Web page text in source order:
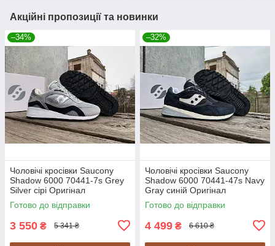
Акційні пропозиції та новинки
–34%
Чоловічі кросівки Saucony
Shadow 6000 70441-7s Grey
Silver сірі Оригінал
Готово до відправки
3 550 ₴ 5 341 ₴
–32%
Чоловічі кросівки Saucony
Shadow 6000 70441-47s Navy
Gray синій Оригінал
Готово до відправки
4 499 ₴ 6 610 ₴